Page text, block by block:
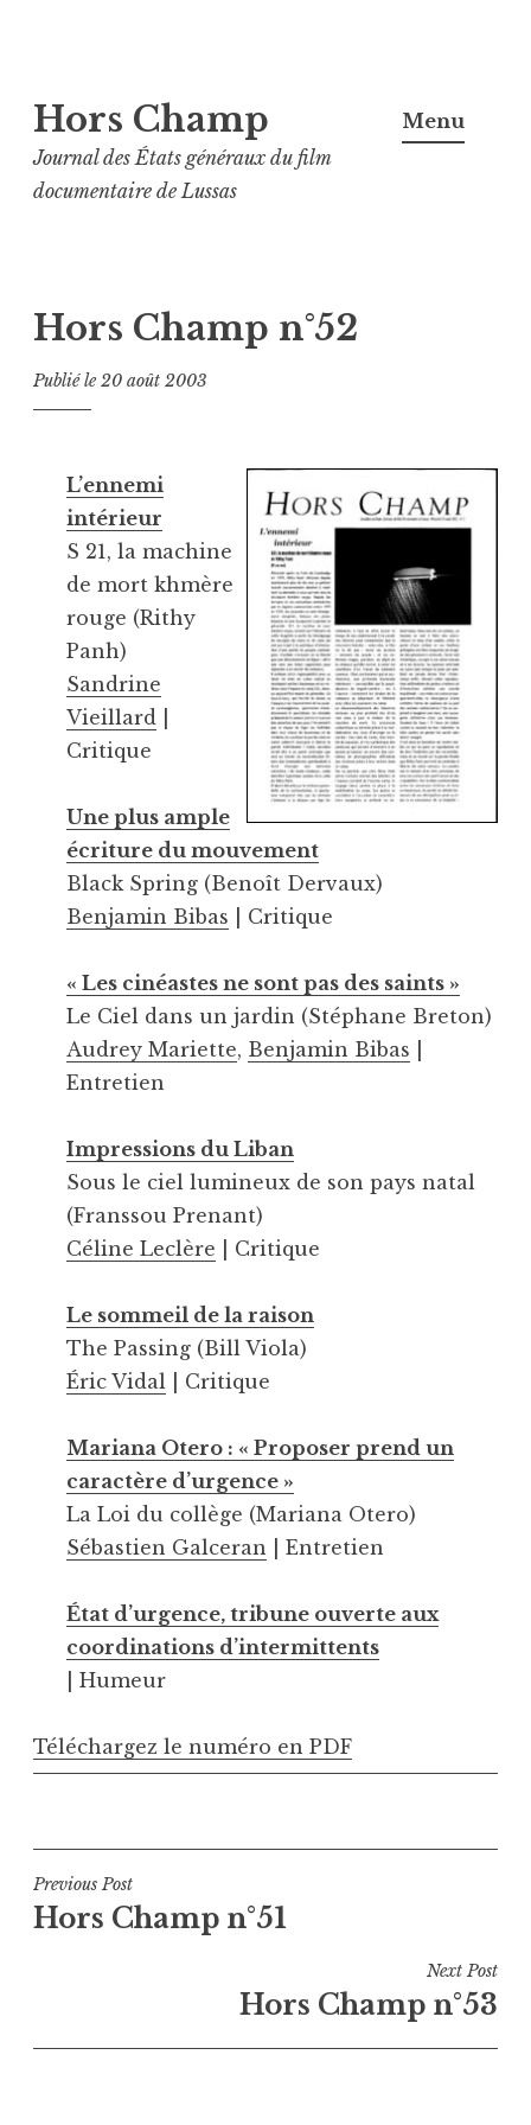
au
contenu
principal
Hors Champ
Journal des États généraux du film
documentaire de Lussas
Menu
Hors Champ n°52
Publié le20 août 2003
L’ennemi
intérieur
S 21, la machine
de mort khmère
rouge (Rithy
Panh)
Sandrine
Vieillard
Critique
Une plus ample
écriture du mouvement
Black Spring (Benoît Dervaux)
Benjamin Bibas | Critique
« Les cinéastes ne sont pas des saints »
Le Ciel dans un jardin (Stéphane Breton)
Audrey Mariette, Benjamin Bibas
Entretien
Impressions du Liban
Sous le ciel lumineux de son pays natal
(Franssou Prenant)
Céline Leclère | Critique
Le sommeil de la raison
The Passing (Bill Viola)
Éric Vidal | Critique
Mariana Otero : « Proposer prend un
caractère d’urgence »
La Loi du collège (Mariana Otero)
Sébastien Galceran | Entretien
État d’urgence, tribune ouverte aux
coordinations d’intermittents
| Humeur
Téléchargez le numéro en PDF
Navigation
de
Previous Post
Hors Champ n°51
Next Post
Hors Champ n°53